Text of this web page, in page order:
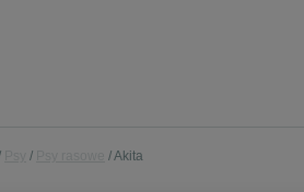
Akita